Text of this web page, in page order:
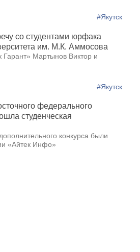
#Якутск
со студентами юрфака
им. М.К. Аммосова
Гарант» Мартынов Виктор и
#Якутск
федерального
студенческая
конкурса были
«Айтек Инфо»